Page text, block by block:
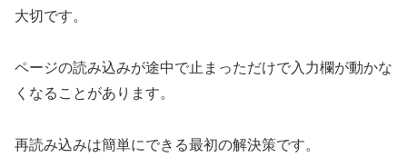
大切です。
ページの読み込みが途中で止まっただけで入力欄が動かな
くなることがあります。
再読み込みは簡単にできる最初の解決策です。